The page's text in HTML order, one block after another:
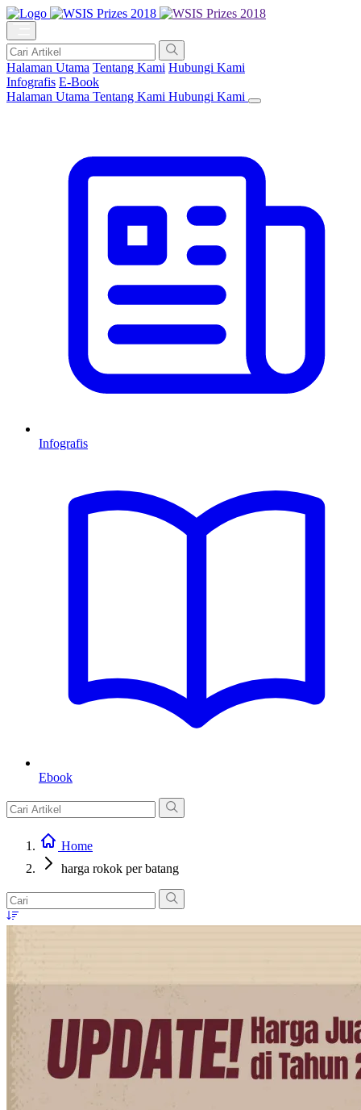
Halaman Utama Tentang Kami Hubungi Kami
Infografis E-Book
Halaman Utama Tentang Kami Hubungi Kami
Infografis
Ebook
Home
harga rokok per batang